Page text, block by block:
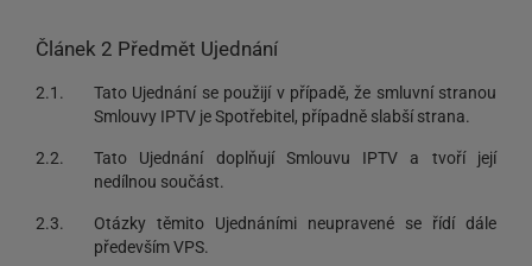
Článek 2 Předmět Ujednání
2.1.
Tato Ujednání se použijí v případě, že smluvní stranou
Smlouvy IPTV je Spotřebitel, případně slabší strana.
2.2.
Tato Ujednání doplňují Smlouvu IPTV a tvoří její
nedílnou součást.
2.3.
Otázky těmito Ujednáními neupravené se řídí dále
především VPS.